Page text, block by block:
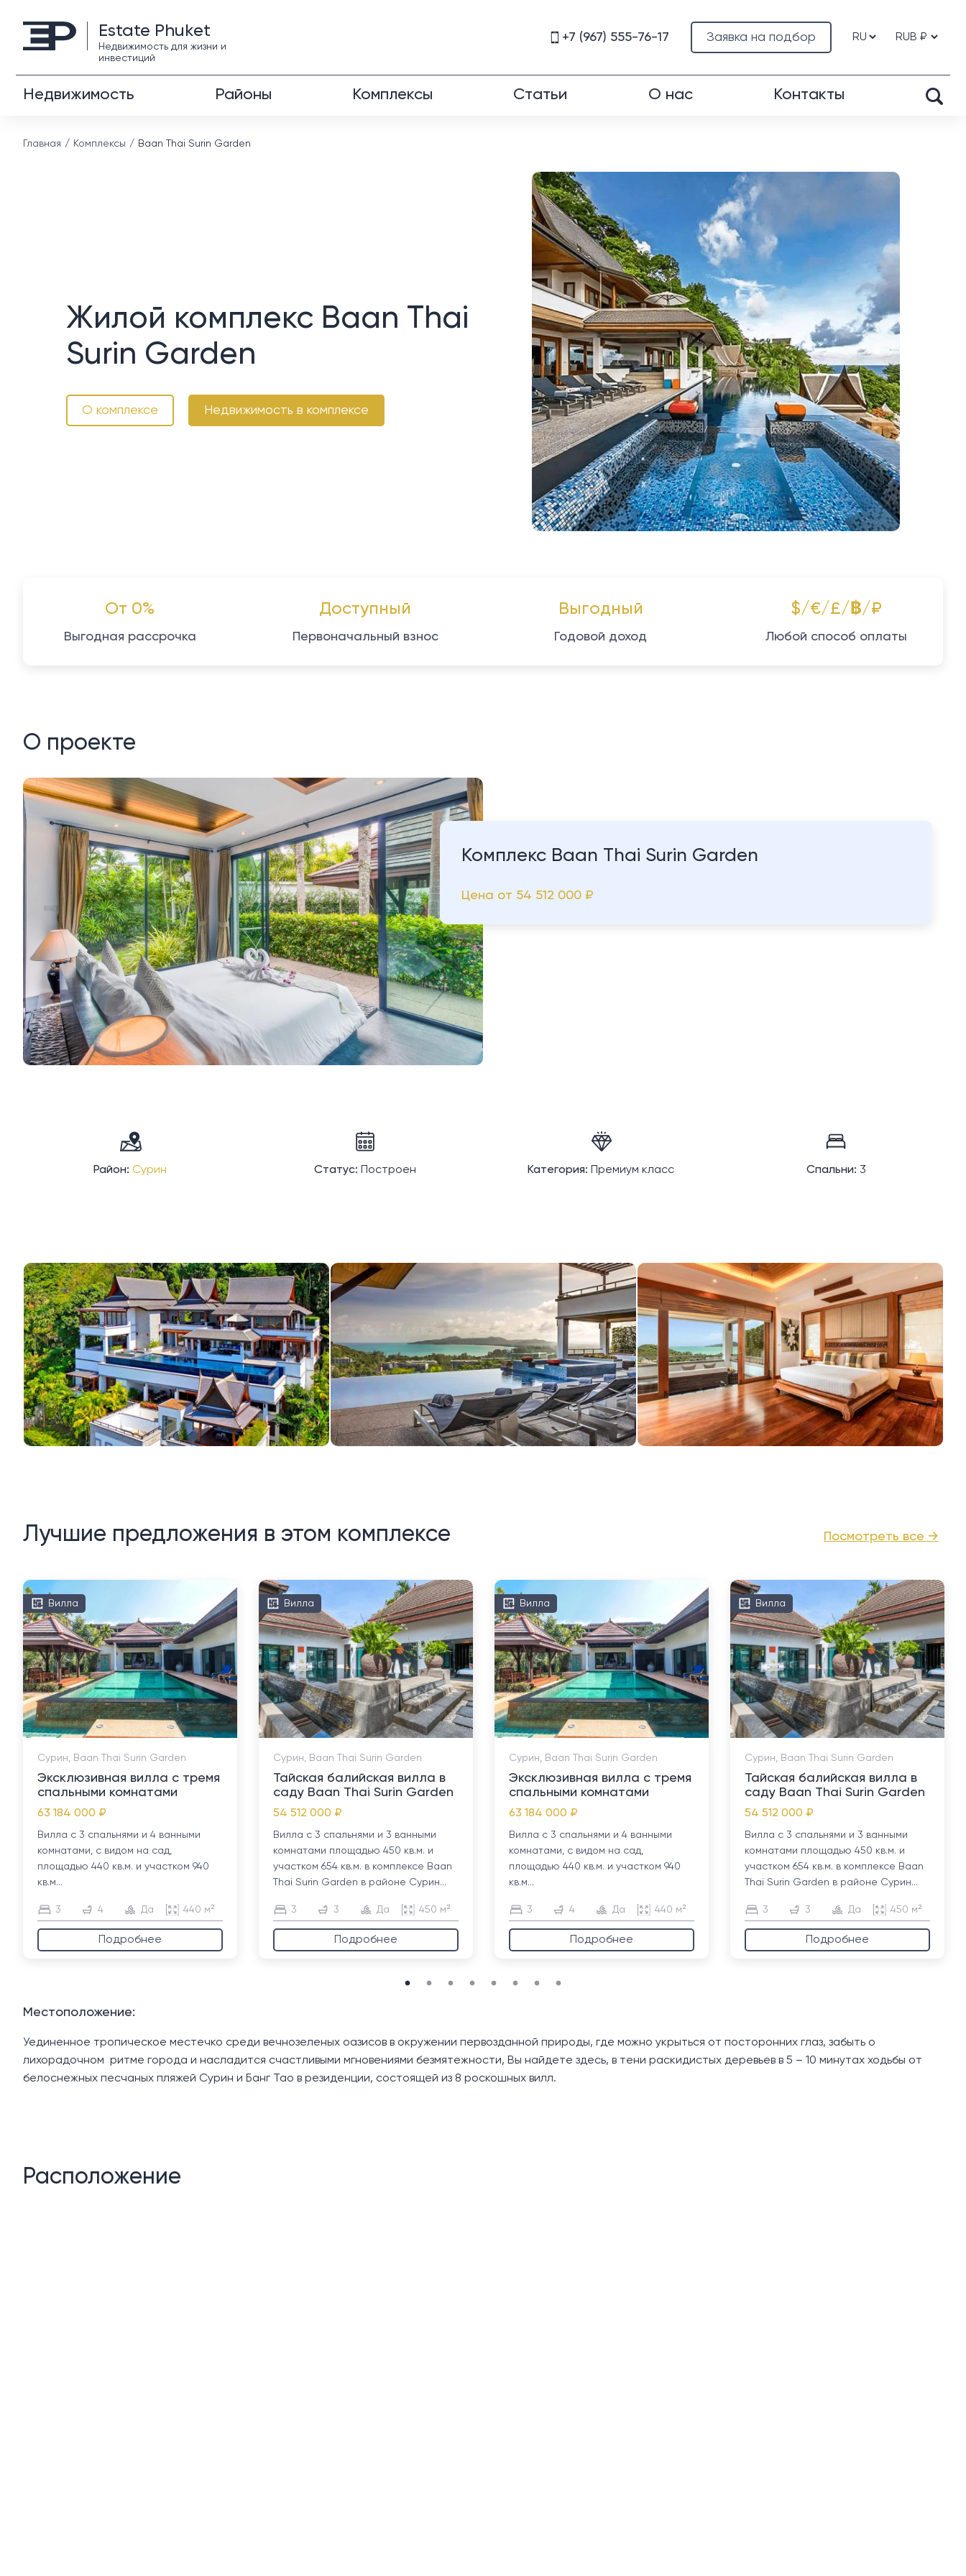
Estate Phuket
Недвижимость для жизни и
инвестиций
Заявка на подбор
+7 (967) 555-76-17
Недвижимость Районы Комплексы Статьи О нас Контакты
Главная Комплексы Baan Thai Surin Garden
Жилой комплекс Baan Thai
Surin Garden
О комплексе Недвижимость в комплексе
От 0%
Выгодная рассрочка
Доступный
Первоначальный взнос
Выгодный
Годовой доход
$/€/£/฿/₽
Любой способ оплаты
О проекте
Комплекс Baan Thai Surin Garden
Цена от 54 512 000 ₽
Район: Сурин Статус: Построен Категория: Премиум класс Спальни: 3
Посмотреть все →
Лучшие предложения в этом комплексе
Вилла
Сурин, Baan Thai Surin Garden
Эксклюзивная вилла с тремя
спальными комнатами
63 184 000 ₽
Вилла с 3 спальнями и 4 ванными
комнатами, с видом на сад,
площадью 440 кв.м. и участком 940
кв.м...
3 4 Да 440 м²
Подробнее
Вилла
Сурин, Baan Thai Surin Garden
Тайская балийская вилла в
саду Baan Thai Surin Garden
54 512 000 ₽
Вилла с 3 спальнями и 3 ванными
комнатами площадью 450 кв.м. и
участком 654 кв.м. в комплексе Baan
Thai Surin Garden в районе Сурин...
3 3 Да 450 м²
Подробнее
Вилла
Сурин, Baan Thai Surin Garden
Эксклюзивная вилла с тремя
спальными комнатами
63 184 000 ₽
Вилла с 3 спальнями и 4 ванными
комнатами, с видом на сад,
площадью 440 кв.м. и участком 940
кв.м...
3 4 Да 440 м²
Подробнее
Вилла
Сурин, Baan Thai Surin Garden
Тайская балийская вилла в
саду Baan Thai Surin Garden
54 512 000 ₽
Вилла с 3 спальнями и 3 ванными
комнатами площадью 450 кв.м. и
участком 654 кв.м. в комплексе Baan
Thai Surin Garden в районе Сурин...
3 3 Да 450 м²
Подробнее
Местоположение:
Уединенное тропическое местечко среди вечнозеленых оазисов в окружении первозданной природы, где можно укрыться от посторонних глаз, забыть о
лихорадочном ритме города и насладится счастливыми мгновениями безмятежности, Вы найдете здесь, в тени раскидистых деревьев в 5 – 10 минутах ходьбы от
белоснежных песчаных пляжей Сурин и Банг Тао в резиденции, состоящей из 8 роскошных вилл.
Расположение